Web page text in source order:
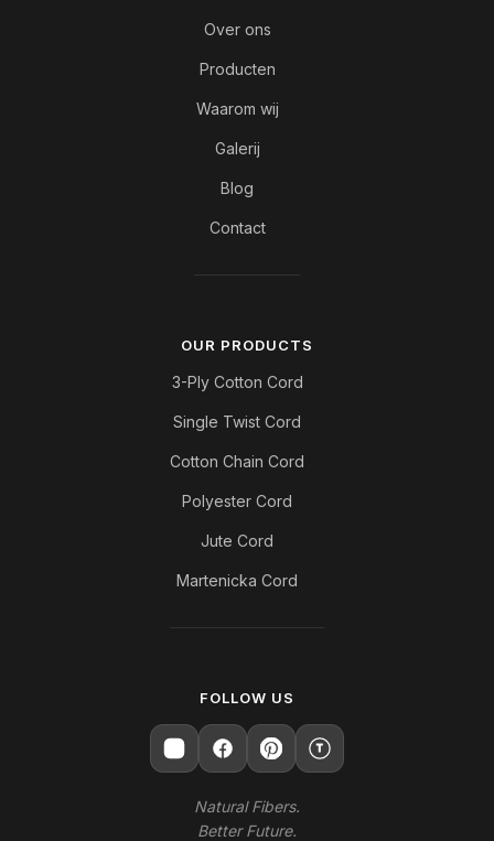
Over ons
Producten
Waarom wij
Galerij
Blog
Contact
OUR PRODUCTS
3-Ply Cotton Cord
Single Twist Cord
Cotton Chain Cord
Polyester Cord
Jute Cord
Martenicka Cord
FOLLOW US
T
Natural Fibers.
Better Future.